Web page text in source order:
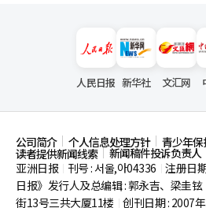
人民日报 新华社 文汇网
公司简介 个人信息处理方针 青少年保
读者提供新闻线索
新闻稿件投诉负责人
亚洲日报
刊号 : 서울,아04336 注册日
日报》发行人及总编辑 : 郭永吉、梁圭铉
街13号三共大厦11楼 创刊日期 : 2007